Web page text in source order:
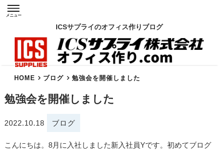
ICSサプライのオフィス作りブログ
メニュー
HOME ブログ 勉強会を開催しました
勉強会を開催しました
2022.10.18 ブログ
こんにちは。8月に入社しました新入社員Yです。初めてブログ